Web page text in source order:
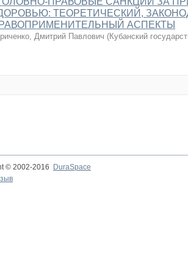
ТЕОРЕТИЧЕСКИЙ,
АСПЕКТЫ
Дмитрий Павлович (Кубанский
© 2002-2016
DuraSpace